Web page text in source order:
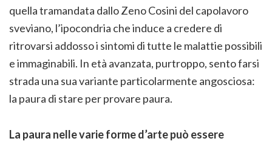
quella tramandata dallo Zeno Cosini del capolavoro
sveviano, l’ipocondria che induce a credere di
ritrovarsi addosso i sintomi di tutte le malattie possibili
e immaginabili. In età avanzata, purtroppo, sento farsi
strada una sua variante particolarmente angosciosa:
la paura di stare per provare paura.
La paura nelle varie forme d’arte può essere